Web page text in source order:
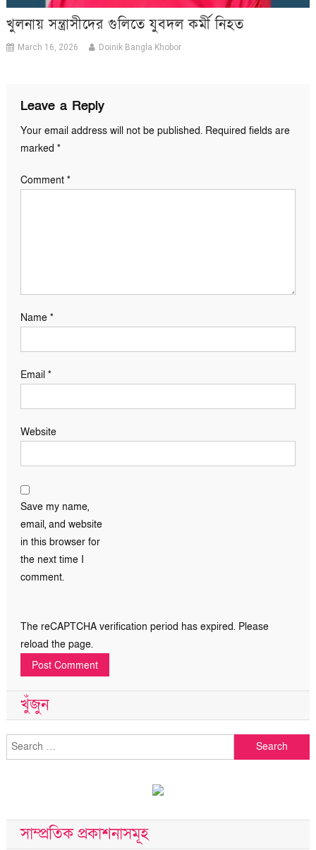
খুলনায় সন্ত্রাসীদের গুলিতে যুবদল কর্মী নিহত
March 16, 2026 Doinik Bangla Khobor
Leave a Reply
Your email address will not be published. Required fields are
marked *
Comment *
Name *
Email *
Website
Save my name,
email, and website
in this browser for
the next time I
comment.
The reCAPTCHA verification period has expired. Please
reload the page.
খুঁজুন
Search
for:
সাম্প্রতিক প্রকাশনাসমূহ